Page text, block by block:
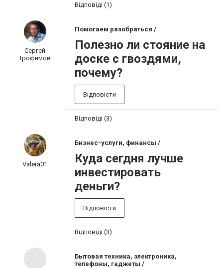
Відповіді (1)
Сергей
Трофимов
Помогаем разобраться /
Полезно ли стояние на
доске с гвоздями,
почему?
Відповісти
Відповіді (3)
Valera01
Бизнес-услуги, финансы /
Куда сегдня лучше
инвестировать
деньги?
Відповісти
Відповіді (3)
Бытовая техника, электроника,
телефоны, гаджеты /